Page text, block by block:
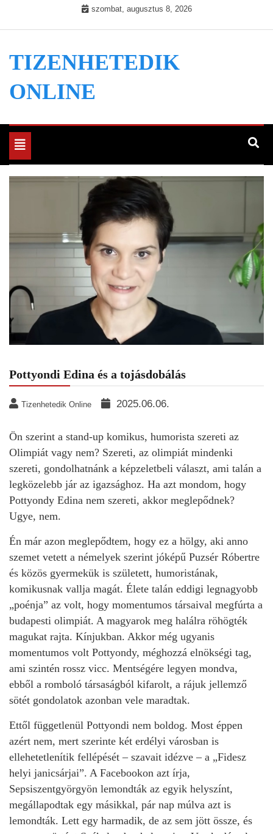
szombat, augusztus 8, 2026
TIZENHETEDIK
ONLINE
Toggle
navigation
Pottyondi Edina és a tojásdobálás
Tizenhetedik Online 2025.06.06.
Ön szerint a stand-up komikus, humorista szereti az
Olimpiát vagy nem? Szereti, az olimpiát mindenki
szereti, gondolhatnánk a képzeletbeli választ, ami talán a
legközelebb jár az igazsághoz. Ha azt mondom, hogy
Pottyondy Edina nem szereti, akkor meglepődnek?
Ugye, nem.
Én már azon meglepődtem, hogy ez a hölgy, aki anno
szemet vetett a némelyek szerint jóképű Puzsér Róbertre
és közös gyermekük is született, humoristának,
komikusnak vallja magát. Élete talán eddigi legnagyobb
„poénja” az volt, hogy momentumos társaival megfúrta a
budapesti olimpiát. A magyarok meg halálra röhögték
magukat rajta. Kínjukban. Akkor még ugyanis
momentumos volt Pottyondy, méghozzá elnökségi tag,
ami szintén rossz vicc. Mentségére legyen mondva,
ebből a romboló társaságból kifarolt, a rájuk jellemző
sötét gondolatok azonban vele maradtak.
Ettől függetlenül Pottyondi nem boldog. Most éppen
azért nem, mert szerinte két erdélyi városban is
ellehetetlenítik fellépését – szavait idézve – a „Fidesz
helyi janicsárjai”. A Facebookon azt írja,
Sepsiszentgyörgyön lemondták az egyik helyszínt,
megállapodtak egy másikkal, pár nap múlva azt is
lemondták. Lett egy harmadik, de az sem jött össze, és